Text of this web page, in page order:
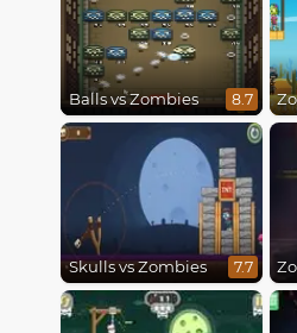
Balls vs Zombies 8.7
Skulls vs Zombies 7.7